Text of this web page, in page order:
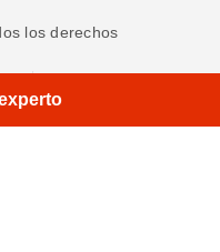
los derechos